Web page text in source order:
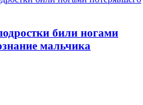
били ногами
мальчика